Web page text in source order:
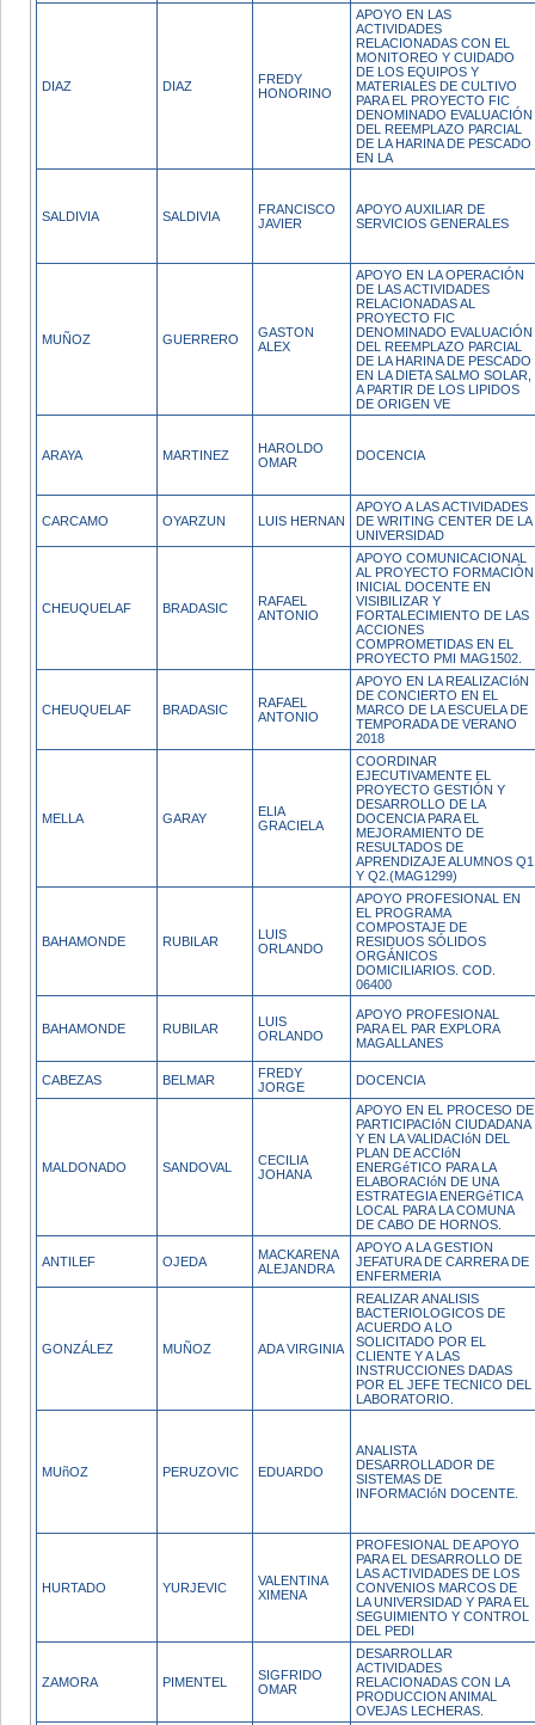
DIAZ DIAZ
FREDY
HONORINO
APOYO EN LAS
ACTIVIDADES
RELACIONADAS CON EL
MONITOREO Y CUIDADO
DE LOS EQUIPOS Y
MATERIALES DE CULTIVO
PARA EL PROYECTO FIC
DENOMINADO EVALUACIÓN
DEL REEMPLAZO PARCIAL
DE LA HARINA DE PESCADO
EN LA
SALDIVIA SALDIVIA
FRANCISCO
JAVIER
APOYO AUXILIAR DE
SERVICIOS GENERALES
MUÑOZ GUERRERO
GASTON
ALEX
APOYO EN LA OPERACIÓN
DE LAS ACTIVIDADES
RELACIONADAS AL
PROYECTO FIC
DENOMINADO EVALUACIÓN
DEL REEMPLAZO PARCIAL
DE LA HARINA DE PESCADO
EN LA DIETA SALMO SOLAR,
A PARTIR DE LOS LIPIDOS
DE ORIGEN VE
ARAYA MARTINEZ
HAROLDO
OMAR
DOCENCIA
CARCAMO OYARZUN LUIS HERNAN
APOYO A LAS ACTIVIDADES
DE WRITING CENTER DE LA
UNIVERSIDAD
CHEUQUELAF BRADASIC
RAFAEL
ANTONIO
APOYO COMUNICACIONAL
AL PROYECTO FORMACIÓN
INICIAL DOCENTE EN
VISIBILIZAR Y
FORTALECIMIENTO DE LAS
ACCIONES
COMPROMETIDAS EN EL
PROYECTO PMI MAG1502.
CHEUQUELAF BRADASIC
RAFAEL
ANTONIO
APOYO EN LA REALIZACIóN
DE CONCIERTO EN EL
MARCO DE LA ESCUELA DE
TEMPORADA DE VERANO
2018
MELLA GARAY
ELIA
GRACIELA
COORDINAR
EJECUTIVAMENTE EL
PROYECTO GESTIÓN Y
DESARROLLO DE LA
DOCENCIA PARA EL
MEJORAMIENTO DE
RESULTADOS DE
APRENDIZAJE ALUMNOS Q1
Y Q2.(MAG1299)
BAHAMONDE RUBILAR
LUIS
ORLANDO
APOYO PROFESIONAL EN
EL PROGRAMA
COMPOSTAJE DE
RESIDUOS SÓLIDOS
ORGÁNICOS
DOMICILIARIOS. COD.
06400
BAHAMONDE RUBILAR
LUIS
ORLANDO
APOYO PROFESIONAL
PARA EL PAR EXPLORA
MAGALLANES
CABEZAS BELMAR
FREDY
JORGE
DOCENCIA
MALDONADO SANDOVAL
CECILIA
JOHANA
APOYO EN EL PROCESO DE
PARTICIPACIóN CIUDADANA
Y EN LA VALIDACIóN DEL
PLAN DE ACCIóN
ENERGéTICO PARA LA
ELABORACIóN DE UNA
ESTRATEGIA ENERGéTICA
LOCAL PARA LA COMUNA
DE CABO DE HORNOS.
ANTILEF OJEDA
MACKARENA
ALEJANDRA
APOYO A LA GESTION
JEFATURA DE CARRERA DE
ENFERMERIA
GONZÁLEZ MUÑOZ ADA VIRGINIA
REALIZAR ANALISIS
BACTERIOLOGICOS DE
ACUERDO A LO
SOLICITADO POR EL
CLIENTE Y A LAS
INSTRUCCIONES DADAS
POR EL JEFE TECNICO DEL
LABORATORIO.
MUñOZ PERUZOVIC EDUARDO
ANALISTA
DESARROLLADOR DE
SISTEMAS DE
INFORMACIóN DOCENTE.
HURTADO YURJEVIC
VALENTINA
XIMENA
PROFESIONAL DE APOYO
PARA EL DESARROLLO DE
LAS ACTIVIDADES DE LOS
CONVENIOS MARCOS DE
LA UNIVERSIDAD Y PARA EL
SEGUIMIENTO Y CONTROL
DEL PEDI
ZAMORA PIMENTEL
SIGFRIDO
OMAR
DESARROLLAR
ACTIVIDADES
RELACIONADAS CON LA
PRODUCCION ANIMAL
OVEJAS LECHERAS.